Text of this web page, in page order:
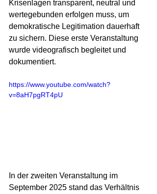
Krisenlagen transparent, neutral und
wertegebunden erfolgen muss, um
demokratische Legitimation dauerhaft
zu sichern. Diese erste Veranstaltung
wurde videografisch begleitet und
dokumentiert.
https://www.youtube.com/watch?
v=8aH7pgRT4pU
In der zweiten Veranstaltung im
September 2025 stand das Verhältnis